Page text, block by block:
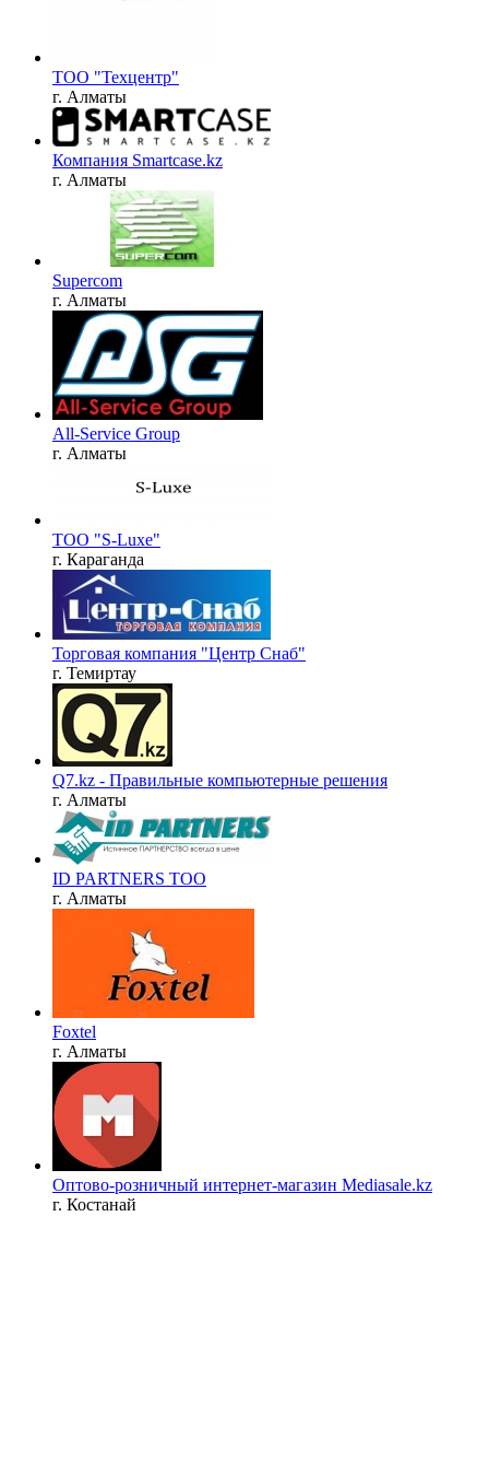
ТОО "Техцентр"
г. Алматы
Компания Smartcase.kz
г. Алматы
Supercom
г. Алматы
All-Service Group
г. Алматы
ТОО "S-Luxe"
г. Караганда
Торговая компания "Центр Снаб"
г. Темиртау
Q7.kz - Правильные компьютерные решения
г. Алматы
ID PARTNERS ТОО
г. Алматы
Foxtel
г. Алматы
Оптово-розничный интернет-магазин Mediasale.kz
г. Костанай